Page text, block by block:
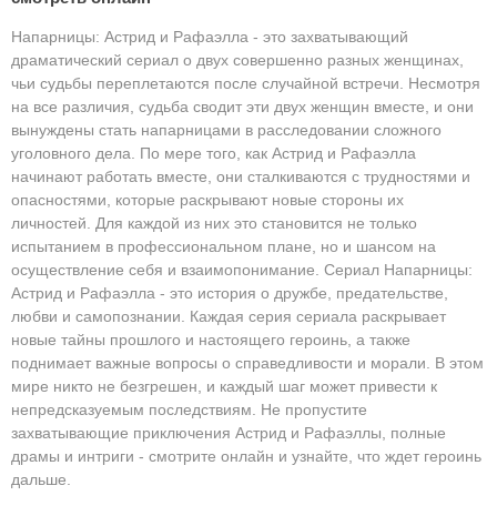
Напарницы: Астрид и Рафаэлла - это захватывающий
драматический сериал о двух совершенно разных женщинах,
чьи судьбы переплетаются после случайной встречи. Несмотря
на все различия, судьба сводит эти двух женщин вместе, и они
вынуждены стать напарницами в расследовании сложного
уголовного дела. По мере того, как Астрид и Рафаэлла
начинают работать вместе, они сталкиваются с трудностями и
опасностями, которые раскрывают новые стороны их
личностей. Для каждой из них это становится не только
испытанием в профессиональном плане, но и шансом на
осуществление себя и взаимопонимание. Сериал Напарницы:
Астрид и Рафаэлла - это история о дружбе, предательстве,
любви и самопознании. Каждая серия сериала раскрывает
новые тайны прошлого и настоящего героинь, а также
поднимает важные вопросы о справедливости и морали. В этом
мире никто не безгрешен, и каждый шаг может привести к
непредсказуемым последствиям. Не пропустите
захватывающие приключения Астрид и Рафаэллы, полные
драмы и интриги - смотрите онлайн и узнайте, что ждет героинь
дальше.